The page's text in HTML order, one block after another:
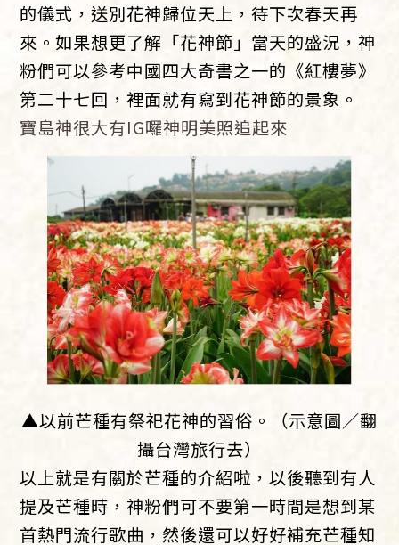
的儀式，送別花神歸位天上，待下次春天再
來。如果想更了解「花神節」當天的盛況，神
粉們可以參考中國四大奇書之一的《紅樓夢》
第二十七回，裡面就有寫到花神節的景象。
寶島神很大有IG囉神明美照追起來
▲以前芒種有祭祀花神的習俗。（示意圖／翻
攝台灣旅行去）
以上就是有關於芒種的介紹啦，以後聽到有人
提及芒種時，神粉們可不要第一時間是想到某
首熱門流行歌曲，然後還可以好好補充芒種知